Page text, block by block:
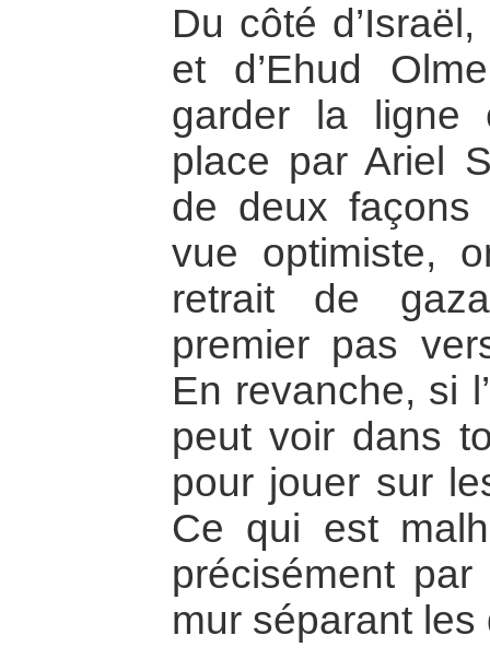
Du côté
et d’Ehud
garder la ligne
place par Ariel
de deux façons
vue optimiste,
retrait de
premier pas
En revanche, si
peut voir dans
pour jouer sur
Ce qui est
précisément
mur séparant